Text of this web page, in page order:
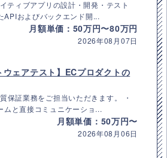
ティブアプリの設計・開発・テスト
APIおよびバックエンド開...
月額単価：50万円〜80万円
2026年08月07日
ウェアテスト】ECプロダクトの
保証業務をご担当いただきます。 ・
ムと直接コミュニケーショ...
月額単価：50万円〜
2026年08月06日